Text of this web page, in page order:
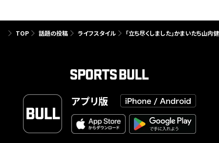
TOP 話題の投稿 ライフスタイル 「立ち尽くしました」かまいたち山
アプリ版